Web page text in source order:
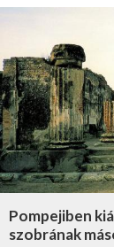
Pompejiben
szobrának